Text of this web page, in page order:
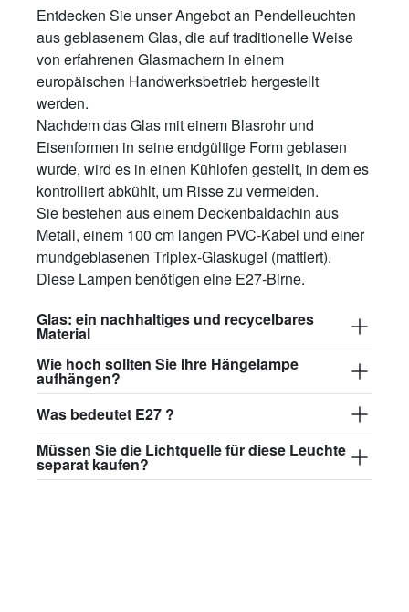
Entdecken Sie unser Angebot an Pendelleuchten
aus geblasenem Glas, die auf traditionelle Weise
von erfahrenen Glasmachern in einem
europäischen Handwerksbetrieb hergestellt
werden.
Nachdem das Glas mit einem Blasrohr und
Eisenformen in seine endgültige Form geblasen
wurde, wird es in einen Kühlofen gestellt, in dem es
kontrolliert abkühlt, um Risse zu vermeiden.
Sie bestehen aus einem Deckenbaldachin aus
Metall, einem 100 cm langen PVC-Kabel und einer
mundgeblasenen Triplex-Glaskugel (mattiert).
Diese Lampen benötigen eine E27-Birne.
Glas: ein nachhaltiges und recycelbares
Material
Wie hoch sollten Sie Ihre Hängelampe
aufhängen?
Was bedeutet E27 ?
Müssen Sie die Lichtquelle für diese Leuchte
separat kaufen?